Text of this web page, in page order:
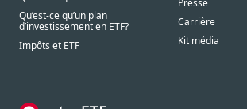
Qu’est-ce qu’un plan
d’investissement en ETF?
Impôts et ETF
Presse
Carrière
Kit média